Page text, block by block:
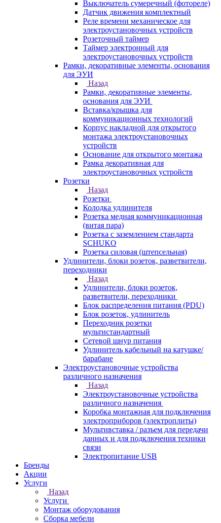
Выключатель сумеречный (фотореле)
Датчик движения комплектный
Реле времени механическое для
электроустановочных устройств
Розеточный таймер
Таймер электронный для
электроустановочных устройств
Рамки, декоративные элементы, основания
для ЭУИ
Назад
Рамки, декоративные элементы,
основания для ЭУИ
Вставка/крышка для
коммуникационных технологий
Корпус накладной для открытого
монтажа электроустановочных
устройств
Основание для открытого монтажа
Рамка декоративная для
электроустановочных устройств
Розетки
Назад
Розетки
Колодка удлинителя
Розетка медная коммуникационная
(витая пара)
Розетка с заземлением стандарта
SCHUKO
Розетка силовая (штепсельная)
Удлинители, блоки розеток, разветвители,
переходники
Назад
Удлинители, блоки розеток,
разветвители, переходники
Блок распределения питания (PDU)
Блок розеток, удлинитель
Переходник розетки
мультистандартный
Сетевой шнур питания
Удлинитель кабельный на катушке/
барабане
Электроустановочные устройства
различного назначения
Назад
Электроустановочные устройства
различного назначения
Коробка монтажная для подключения
электроприборов (электроплиты)
Мультивставка / разъем для передачи
данных и для подключения техники
связи
Электропитание USB
Бренды
Акции
Услуги
Назад
Услуги
Монтаж оборудования
Сборка мебели